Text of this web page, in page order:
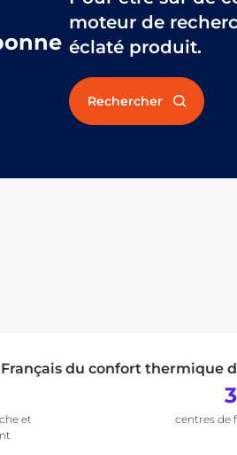
moteur de
éclaté produit.
Rechercher
du confort thermique
et
3
centres de